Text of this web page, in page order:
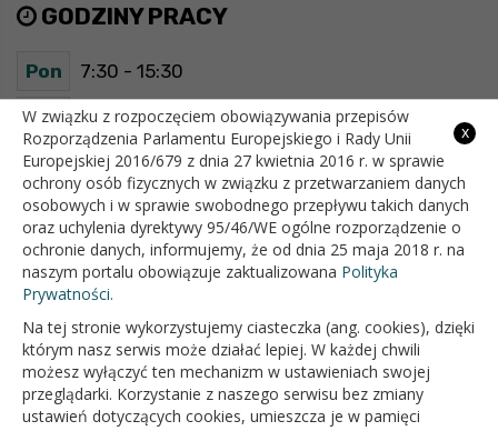
GODZINY PRACY
Pon 7:30 - 15:30
Wt 7:30 - 15:30
Śr 7:30 - 15:30
Czw 7:30 - 15:30
Pt 7:30 - 15:30
OFICJALNY SERWIS INTERNETOWY GMINY BIAŁOPOLE
x
W związku z rozpoczęciem obowiązywania przepisów
Rozporządzenia Parlamentu Europejskiego i Rady Unii
Europejskiej 2016/679 z dnia 27 kwietnia 2016 r. w sprawie
ochrony osób fizycznych w związku z przetwarzaniem danych
osobowych i w sprawie swobodnego przepływu takich danych
oraz uchylenia dyrektywy 95/46/WE ogólne rozporządzenie o
ochronie danych, informujemy, że od dnia 25 maja 2018 r. na
naszym portalu obowiązuje zaktualizowana Polityka
Prywatności.
Na tej stronie wykorzystujemy ciasteczka (ang. cookies), dzięki
którym nasz serwis może działać lepiej. W każdej chwili
możesz wyłączyć ten mechanizm w ustawieniach swojej
przeglądarki. Korzystanie z naszego serwisu bez zmiany
ustawień dotyczących cookies, umieszcza je w pamięci